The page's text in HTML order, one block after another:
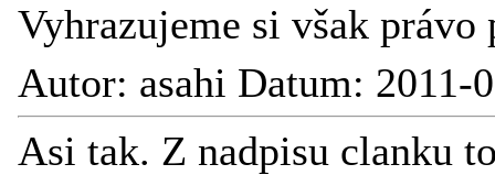
Vyhrazujeme si však
Autor: asahi Datum: 2011-
Asi tak. Z nadpisu clanku